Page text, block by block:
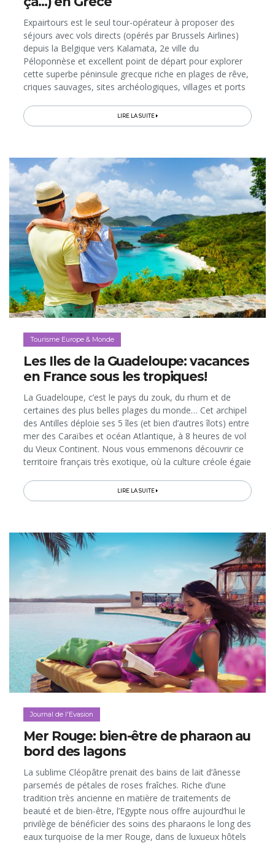
Expairtours est le seul tour-opérateur à proposer des
séjours avec vols directs (opérés par Brussels Airlines)
depuis la Belgique vers Kalamata, 2e ville du
Péloponnèse et excellent point de départ pour explorer
cette superbe péninsule grecque riche en plages de rêve,
criques sauvages, sites archéologiques, villages et ports
LIRE LA SUITE
Tourisme Europe & Monde
Les Iles de la Guadeloupe: vacances
en France sous les tropiques!
La Guadeloupe, c’est le pays du zouk, du rhum et de
certaines des plus belles plages du monde… Cet archipel
des Antilles déploie ses 5 îles (et bien d’autres îlots) entre
mer des Caraïbes et océan Atlantique, à 8 heures de vol
du Vieux Continent. Nous vous emmenons découvrir ce
territoire français très exotique, où la culture créole égaie
gastronomie avec, partout en toile de fond, des
paysages de carte postale, entre forêt tropicale, volcans
LIRE LA SUITE
Journal de l'Evasion
Mer Rouge: bien-être de pharaon au
bord des lagons
La sublime Cléopâtre prenait des bains de lait d’ânesse
parsemés de pétales de roses fraîches. Riche d’une
tradition très ancienne en matière de traitements de
beauté et de bien-être, l’Egypte nous offre aujourd’hui le
privilège de bénéficier des soins des pharaons le long des
eaux turquoise de la mer Rouge, dans de luxueux hôtels